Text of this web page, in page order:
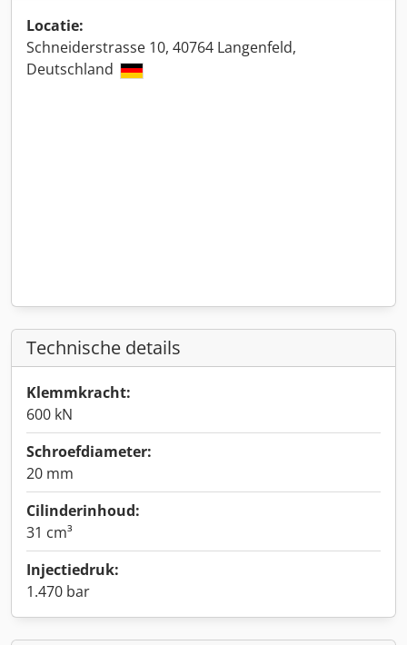
Locatie:
Schneiderstrasse 10, 40764 Langenfeld,
Deutschland
Technische details
Klemmkracht:
600 kN
Schroefdiameter:
20 mm
Cilinderinhoud:
31 cm³
Injectiedruk:
1.470 bar